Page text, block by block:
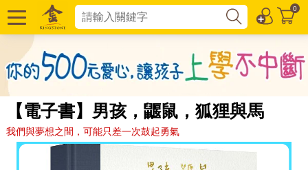
0
【電子書】男孩，鼴鼠，狐狸與馬
我們與夢想之間，可能只差一次鼓起勇氣